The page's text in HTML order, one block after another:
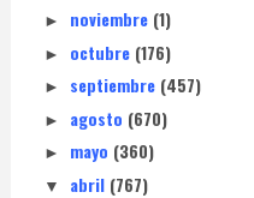
► noviembre (1)
► octubre (176)
► septiembre (457)
► agosto (670)
► mayo (360)
▼ abril (767)